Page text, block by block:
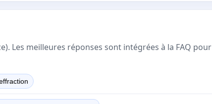
Les meilleures réponses sont intégrées à la FAQ pour